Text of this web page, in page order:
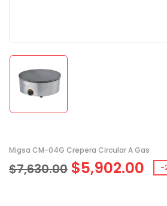
Migsa CM-04G Crepera Circular A Gas
$7,630.00 $5,902.00 -